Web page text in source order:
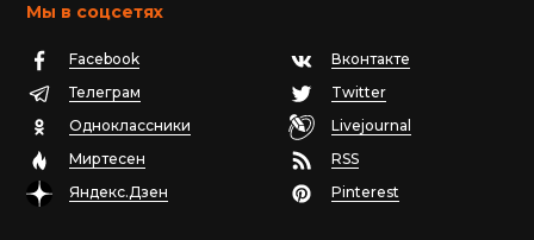
Мы в соцсетях
Facebook
Вконтакте
Телеграм
Twitter
Одноклассники
Livejournal
Миртесен
RSS
Яндекс.Дзен
Pinterest